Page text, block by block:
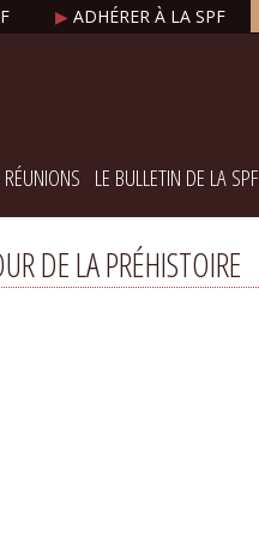
▶ ADHÉRER À LA SPF
RÉUNIONS LE BULLETIN DE LA SPF
DE LA PRÉHISTOIRE